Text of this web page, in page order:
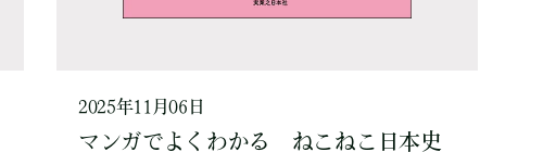
2025年11月06日
マンガでよくわかる ねこねこ日本史